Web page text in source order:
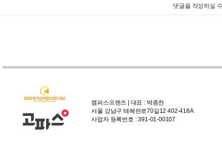
댓글을 작성하실
캠퍼스프렌즈 | 대표 : 박종찬
서울 강남구 테헤란로70길12 402-418A
사업자 등록번호 : 391-01-00107